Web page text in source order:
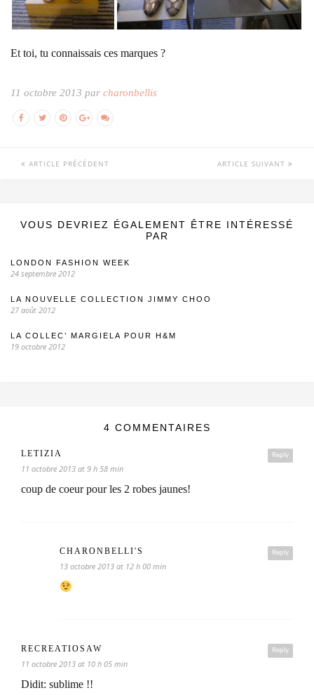
Et toi, tu connaissais ces marques ?
11 octobre 2013 par charonbellis
ARTICLE PRÉCÉDENT ARTICLE SUIVANT
VOUS DEVRIEZ ÉGALEMENT ÊTRE INTÉRESSÉ
PAR
LONDON FASHION WEEK
24 septembre 2012
LA NOUVELLE COLLECTION JIMMY CHOO
27 août 2012
LA COLLEC’ MARGIELA POUR H&M
19 octobre 2012
4 COMMENTAIRES
Reply
LETIZIA
11 octobre 2013 at 9 h 58 min
coup de coeur pour les 2 robes jaunes!
Reply
CHARONBELLI'S
13 octobre 2013 at 12 h 00 min
Reply
RECREATIOSAW
11 octobre 2013 at 10 h 05 min
Didit: sublime !!